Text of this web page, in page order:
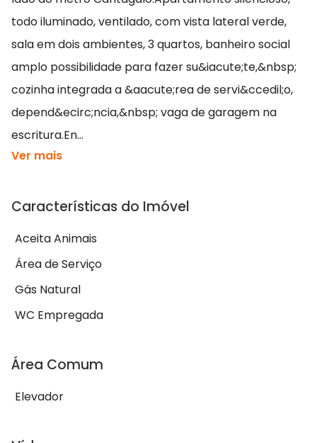
todo iluminado, ventilado, com vista lateral verde,
sala em dois ambientes, 3 quartos, banheiro social
amplo possibilidade para fazer su&iacute;te,&nbsp;
cozinha integrada a &aacute;rea de servi&ccedil;o,
depend&ecirc;ncia,&nbsp; vaga de garagem na
escritura.En...
Ver mais
Características do Imóvel
Aceita Animais
Área de Serviço
Gás Natural
WC Empregada
Área Comum
Elevador